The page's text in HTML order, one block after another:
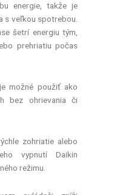
energie, takže je
s veľkou spotrebou.
šetrí energiu tým,
prehriatiu počas
možné použiť ako
bez ohrievania či
zohriatie alebo
vypnutí Daikin
režimu.